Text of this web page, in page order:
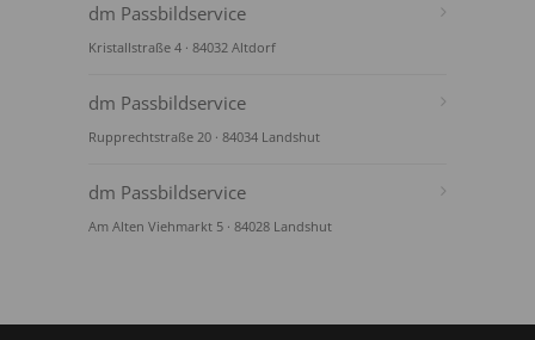
dm Passbildservice
Kristallstraße 4 · 84032 Altdorf
dm Passbildservice
Rupprechtstraße 20 · 84034 Landshut
dm Passbildservice
Am Alten Viehmarkt 5 · 84028 Landshut